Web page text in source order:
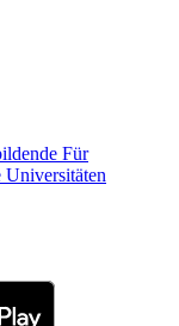
Für
Universitäten